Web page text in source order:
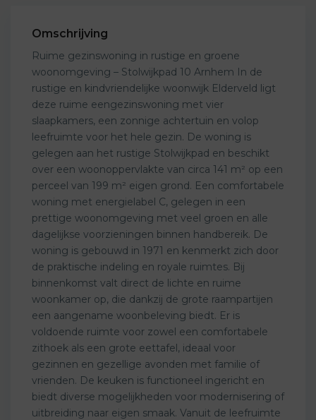
Omschrijving
Ruime gezinswoning in rustige en groene
woonomgeving – Stolwijkpad 10 Arnhem In de
rustige en kindvriendelijke woonwijk Elderveld ligt
deze ruime eengezinswoning met vier
slaapkamers, een zonnige achtertuin en volop
leefruimte voor het hele gezin. De woning is
gelegen aan het rustige Stolwijkpad en beschikt
over een woonoppervlakte van circa 141 m² op een
perceel van 199 m² eigen grond. Een comfortabele
woning met energielabel C, gelegen in een
prettige woonomgeving met veel groen en alle
dagelijkse voorzieningen binnen handbereik. De
woning is gebouwd in 1971 en kenmerkt zich door
de praktische indeling en royale ruimtes. Bij
binnenkomst valt direct de lichte en ruime
woonkamer op, die dankzij de grote raampartijen
een aangename woonbeleving biedt. Er is
voldoende ruimte voor zowel een comfortabele
zithoek als een grote eettafel, ideaal voor
gezinnen en gezellige avonden met familie of
vrienden. De keuken is functioneel ingericht en
biedt diverse mogelijkheden voor modernisering of
uitbreiding naar eigen smaak. Vanuit de leefruimte